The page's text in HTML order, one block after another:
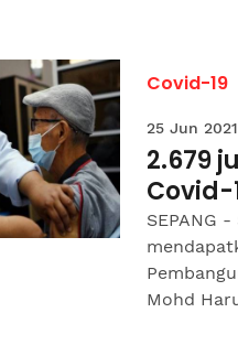
Covid-19
25 Jun
2.679
Covid-
SEPANG
Mohd